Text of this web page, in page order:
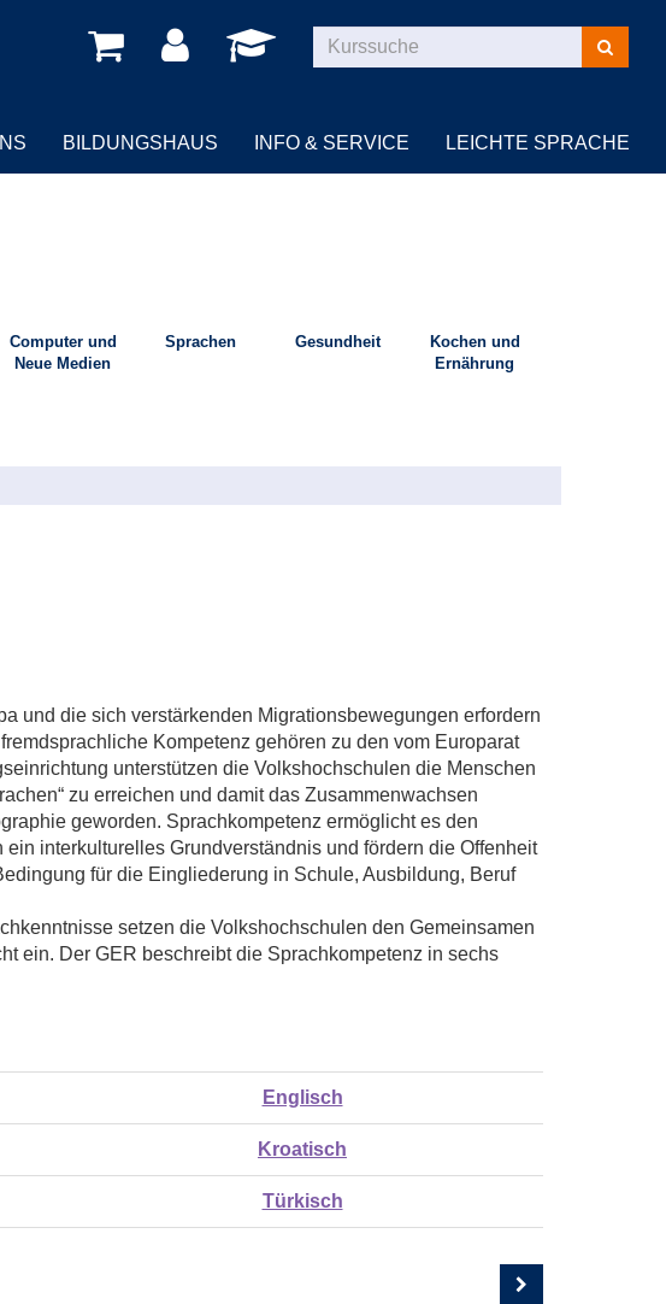
Kurse
suchen
BILDUNGSHAUS INFO & SERVICE LEICHTE SPRACHE
Computer und
Neue Medien
Sprachen Gesundheit
Kochen und
Ernährung
und die sich verstärkenden Migrationsbewegungen erfordern
Kompetenz gehören zu den vom Europarat
unterstützen die Volkshochschulen die Menschen
zu erreichen und damit das Zusammenwachsen
geworden. Sprachkompetenz ermöglicht es den
interkulturelles Grundverständnis und fördern die Offenheit
für die Eingliederung in Schule, Ausbildung, Beruf
setzen die Volkshochschulen den Gemeinsamen
ein. Der GER beschreibt die Sprachkompetenz in sechs
Englisch
Kroatisch
Türkisch